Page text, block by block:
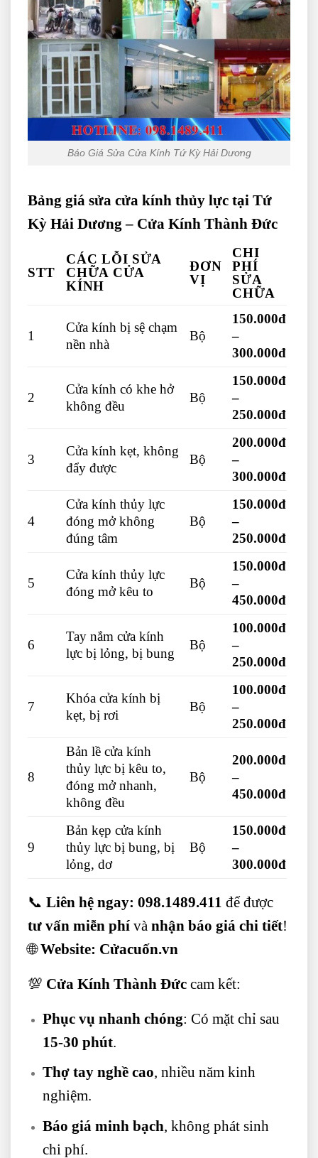
Báo Giá Sửa Cửa Kính Tứ Kỳ Hải Dương
Bảng giá sửa cửa kính thủy lực tại Tứ
Kỳ Hải Dương – Cửa Kính Thành Đức
STT
CÁC LỖI SỬA
CHỮA CỬA
KÍNH
ĐƠN
VỊ
CHI
PHÍ
SỬA
CHỮA
1
Cửa kính bị sệ chạm
nền nhà
Bộ
150.000đ
–
300.000đ
2
Cửa kính có khe hở
không đều
Bộ
150.000đ
–
250.000đ
3
Cửa kính kẹt, không
đẩy được
Bộ
200.000đ
–
300.000đ
4
Cửa kính thủy lực
đóng mở không
đúng tâm
Bộ
150.000đ
–
250.000đ
5
Cửa kính thủy lực
đóng mở kêu to
Bộ
150.000đ
–
450.000đ
6
Tay nắm cửa kính
lực bị lỏng, bị bung
Bộ
100.000đ
–
250.000đ
7
Khóa cửa kính bị
kẹt, bị rơi
Bộ
100.000đ
–
250.000đ
8
Bản lề cửa kính
thủy lực bị kêu to,
đóng mở nhanh,
không đều
Bộ
200.000đ
–
450.000đ
9
Bản kẹp cửa kính
thủy lực bị bung, bị
lỏng, dơ
Bộ
150.000đ
–
300.000đ
📞 Liên hệ ngay: 098.1489.411 để được
tư vấn miễn phí và nhận báo giá chi tiết!
🌐Website: Cửacuốn.vn
💯 Cửa Kính Thành Đức cam kết:
Phục vụ nhanh chóng: Có mặt chỉ sau
15-30 phút.
Thợ tay nghề cao, nhiều năm kinh
nghiệm.
Báo giá minh bạch, không phát sinh
chi phí.